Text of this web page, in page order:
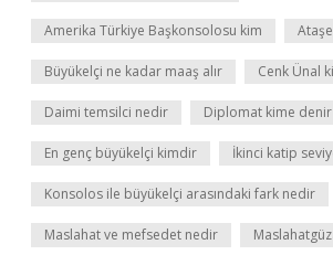
Amerika Türkiye Başkonsolosu kim
Büyükelçi ne kadar maaş alır Cenk Ünal
Daimi temsilci nedir Diplomat kime denir
En genç büyükelçi kimdir İkinci katip
Konsolos ile büyükelçi arasındaki fark nedir
Maslahat ve mefsedet nedir